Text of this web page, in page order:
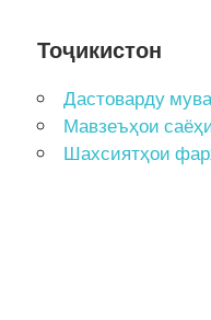
Тоҷикистон
Дастоварду
Мавзеъҳои
Шахсиятҳои